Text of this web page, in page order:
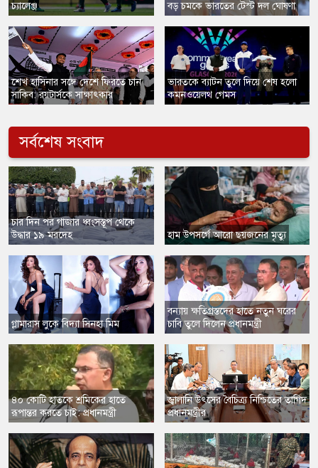
চ্যালেঞ্জ
​শেখ হাসিনার সঙ্গে দেশে ফিরতে চান
সাকিব: রয়টার্সকে সাক্ষাৎকার
বড় চমকে ভারতের টেস্ট দল ঘোষণা
ভারতকে ব্যাটন তুলে দিয়ে শেষ হলো
কমনওয়েলথ গেমস
সর্বশেষ সংবাদ
​চার দিন পর গাজার ধ্বংসস্তূপ থেকে
উদ্ধার ১৯ মরদেহ
​গ্লামারাস লুকে বিদ্যা সিনহা মিম
​৪০ কোটি হাতকে শ্রমিকের হাতে
রূপান্তর করতে চাই: প্রধানমন্ত্রী
​হাম উপসর্গে আরো ছয়জনের মৃত্যু
বন্যায় ক্ষতিগ্রস্তদের হাতে নতুন ঘরের
চাবি তুলে দিলেন প্রধানমন্ত্রী
​জ্বালানি উৎসের বৈচিত্র্য নিশ্চিতের তাগিদ
প্রধানমন্ত্রীর